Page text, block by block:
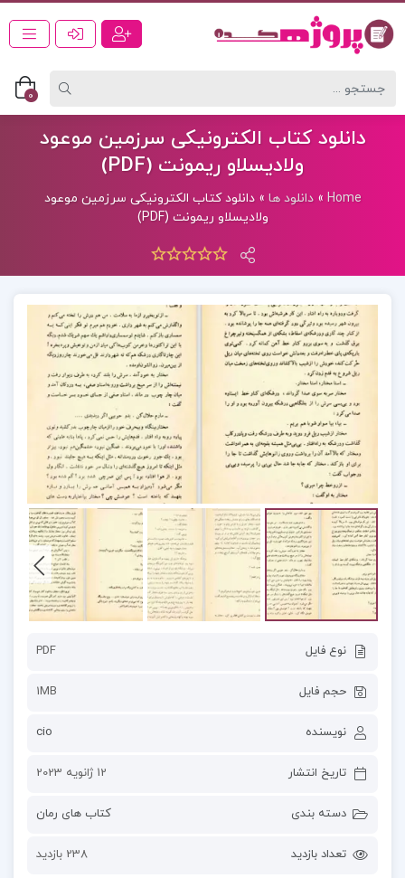
0
دانلود کتاب الکترونیکی سرزمین موعود
ولادیسلاو ریمونت (PDF)
Home
»دانلود ها »دانلود کتاب الکترونیکی سرزمین موعود
ولادیسلاو ریمونت (PDF)
نوع فایل PDF
حجم فایل 1MB
نویسنده cio
تاریخ انتشار 12 ژانویه 2023
دسته بندی کتاب های رمان
تعداد بازدید 238 بازدید